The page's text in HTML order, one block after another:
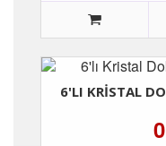
6'LI KRISTAL